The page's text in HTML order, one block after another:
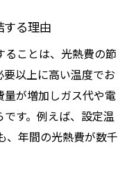
る理由
ことは、光熱費の節
以上に高い温度でお
量が増加しガス代や電
す。例えば、設定温
、年間の光熱費が数千